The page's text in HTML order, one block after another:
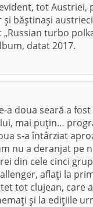
tot Austriei,
băştinaşi
turbo
datat 2017.
a doua seară a
mai puţin…
s-a întârziat
nu a deranjat pe
din cele cinci
aflaţi la
tot clujean, care
şi la ediţiile